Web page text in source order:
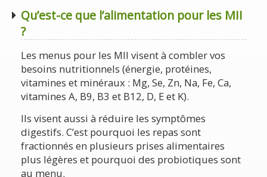
Qu’est-ce que l’alimentation pour les MII
?
Les menus pour les MII visent à combler vos
besoins nutritionnels (énergie, protéines,
vitamines et minéraux : Mg, Se, Zn, Na, Fe, Ca,
vitamines A, B9, B3 et B12, D, E et K).
Ils visent aussi à réduire les symptômes
digestifs. C’est pourquoi les repas sont
fractionnés en plusieurs prises alimentaires
plus légères et pourquoi des probiotiques sont
au menu.